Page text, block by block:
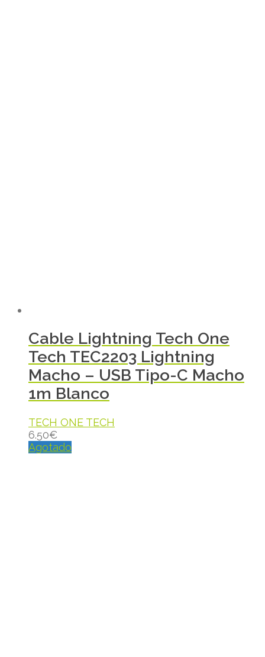
Cable Lightning Tech One
Tech TEC2203 Lightning
Macho – USB Tipo-C Macho
1m Blanco
TECH ONE TECH
6.50€
Agotado